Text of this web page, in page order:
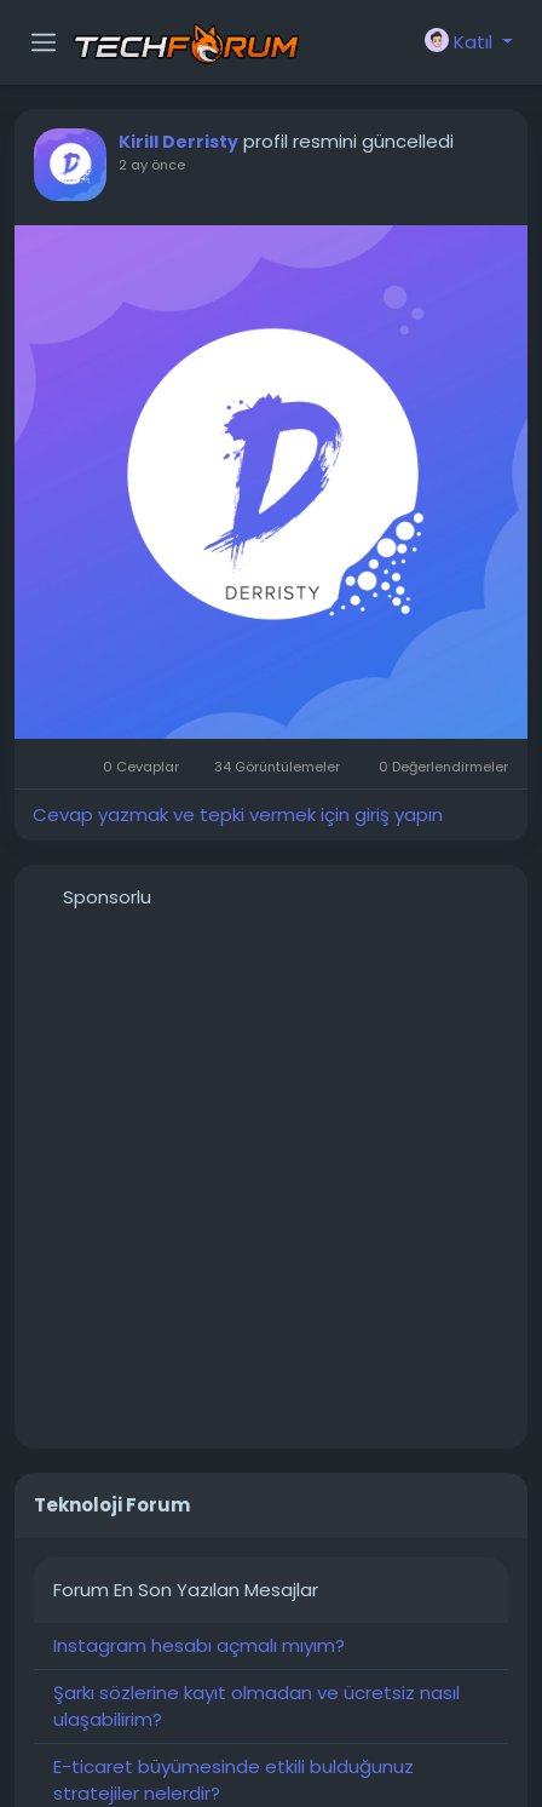
Katıl
Kirill Derristy profil resmini güncelledi
2 ay önce
0 Cevaplar 34 Görüntülemeler 0 Değerlendirmeler
Cevap yazmak ve tepki vermek için giriş yapın
Sponsorlu
Teknoloji Forum
Forum En Son Yazılan Mesajlar
Instagram hesabı açmalı mıyım?
Şarkı sözlerine kayıt olmadan ve ücretsiz nasıl
ulaşabilirim?
E-ticaret büyümesinde etkili bulduğunuz
stratejiler nelerdir?